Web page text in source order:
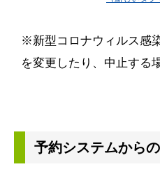
※新型コロナウィルス感
を変更したり、中止する
予約システムから